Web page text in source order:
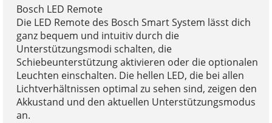
Bosch LED Remote
Die LED Remote des Bosch Smart System lässt dich
ganz bequem und intuitiv durch die
Unterstützungsmodi schalten, die
Schiebeunterstützung aktivieren oder die optionalen
Leuchten einschalten. Die hellen LED, die bei allen
Lichtverhältnissen optimal zu sehen sind, zeigen den
Akkustand und den aktuellen Unterstützungsmodus
an.